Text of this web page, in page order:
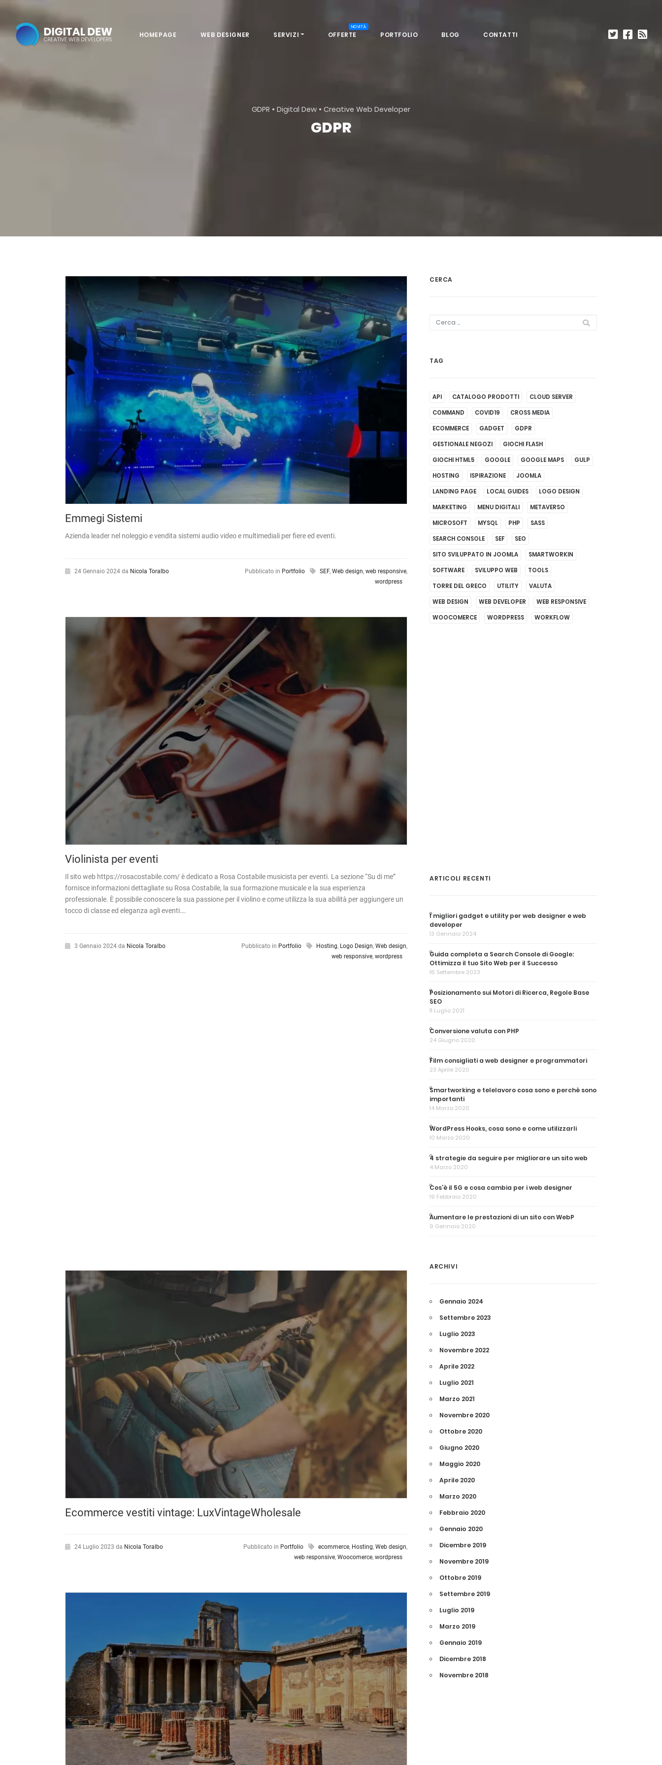
HOMEPAGE WEB DESIGNER SERVIZI OFFERTE
NOVITÀ
PORTFOLIO BLOG CONTATTI
GDPR • Digital Dew • Creative Web Developer
GDPR
Emmegi Sistemi
Azienda leader nel noleggio e vendita sistemi audio video e multimediali per fiere ed eventi.
24 Gennaio 2024 da Nicola Toralbo Pubblicato in Portfolio SEF, Web design, web responsive,
wordpress
Violinista per eventi
Il sito web https://rosacostabile.com/ è dedicato a Rosa Costabile musicista per eventi. La sezione “Su di me”
fornisce informazioni dettagliate su Rosa Costabile, la sua formazione musicale e la sua esperienza
professionale. È possibile conoscere la sua passione per il violino e come utilizza la sua abilità per aggiungere un
tocco di classe ed eleganza agli eventi….
3 Gennaio 2024 da Nicola Toralbo Pubblicato in Portfolio Hosting, Logo Design, Web design,
web responsive, wordpress
Ecommerce vestiti vintage: LuxVintageWholesale
24 Luglio 2023 da Nicola Toralbo Pubblicato in Portfolio ecommerce, Hosting, Web design,
web responsive, Woocomerce, wordpress
CERCA
TAG
API CATALOGO PRODOTTI
CLOUD SERVER
COMMAND
COVID19
CROSS MEDIA
ECOMMERCE
GADGET
GDPR
GESTIONALE NEGOZI
GIOCHI FLASH
GIOCHI HTML5
GOOGLE GOOGLE MAPS
GULP
HOSTING
ISPIRAZIONE
JOOMLA
LANDING PAGE
LOCAL GUIDES
LOGO DESIGN
MARKETING
MENU DIGITALI
METAVERSO
MICROSOFT
MYSQL PHP
SASS
SEARCH CONSOLE
SEF
SEO
SITO SVILUPPATO IN JOOMLA
SMARTWORKIN
SOFTWARE
SVILUPPO WEB
TOOLS
TORRE DEL GRECO
UTILITY
VALUTA
WEB DESIGN
WEB DEVELOPER
WEB RESPONSIVE
WOOCOMERCE
WORDPRESS WORKFLOW
ARTICOLI RECENTI
I migliori gadget e utility per web designer e web
developer
13 Gennaio 2024
Guida completa a Search Console di Google:
Ottimizza il tuo Sito Web per il Successo
16 Settembre 2023
Posizionamento sui Motori di Ricerca, Regole Base
SEO
11 Luglio 2021
Conversione valuta con PHP
24 Giugno 2020
Film consigliati a web designer e programmatori
23 Aprile 2020
Smartworking e telelavoro cosa sono e perchè sono
importanti
14 Marzo 2020
WordPress Hooks, cosa sono e come utilizzarli
10 Marzo 2020
4 strategie da seguire per migliorare un sito web
4 Marzo 2020
Cos’è il 5G e cosa cambia per i web designer
19 Febbraio 2020
Aumentare le prestazioni di un sito con WebP
9 Gennaio 2020
ARCHIVI
Gennaio 2024
Settembre 2023
Luglio 2023
Novembre 2022
Aprile 2022
Luglio 2021
Marzo 2021
Novembre 2020
Ottobre 2020
Giugno 2020
Maggio 2020
Aprile 2020
Marzo 2020
Febbraio 2020
Gennaio 2020
Dicembre 2019
Novembre 2019
Ottobre 2019
Settembre 2019
Luglio 2019
Marzo 2019
Gennaio 2019
Dicembre 2018
Novembre 2018